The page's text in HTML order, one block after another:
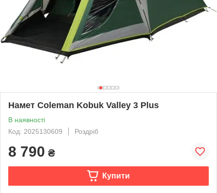
Намет Coleman Kobuk Valley 3 Plus
В наявності
Код: 2025130609
Роздріб
8 790 ₴
Купити